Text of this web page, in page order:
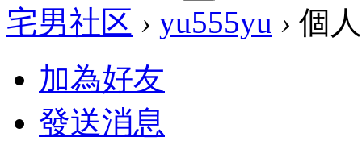
宅男社区 › yu555yu › 個
加為好友
發送消息